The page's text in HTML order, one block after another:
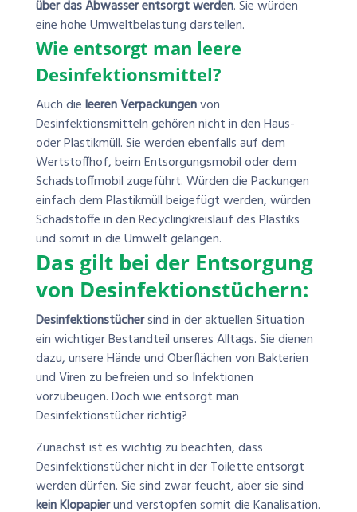
über das Abwasser entsorgt werden. Sie würden
eine hohe Umweltbelastung darstellen.
Wie entsorgt man leere
Desinfektionsmittel?
Auch dieleeren Verpackungenvon
Desinfektionsmitteln gehören nicht in den Haus-
oder Plastikmüll. Sie werden ebenfalls auf dem
Wertstoffhof, beim Entsorgungsmobil oder dem
Schadstoffmobil zugeführt. Würden die Packungen
einfach dem Plastikmüll beigefügt werden, würden
Schadstoffe in den Recyclingkreislauf des Plastiks
und somit in die Umwelt gelangen.
Das gilt bei der Entsorgung
von Desinfektionstüchern:
Desinfektionstüchersind in der aktuellen Situation
ein wichtiger Bestandteil unseres Alltags. Sie dienen
dazu, unsere Hände und Oberflächen von Bakterien
und Viren zu befreien und so Infektionen
vorzubeugen. Doch wie entsorgt man
Desinfektionstücher richtig?
Zunächst ist es wichtig zu beachten, dass
Desinfektionstücher nicht in der Toilette entsorgt
werden dürfen. Sie sind zwar feucht, aber sie sind
kein Klopapierund verstopfen somit die Kanalisation.